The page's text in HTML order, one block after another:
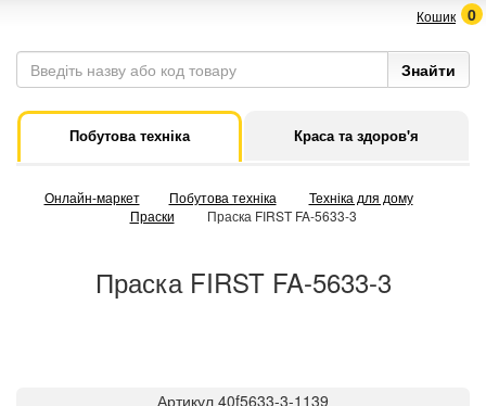
Кошик 0
Побутова техніка Краса та здоров'я
Онлайн-маркет Побутова техніка
Техніка для дому
Праски
Праска FIRST FA-5633-3
Праска FIRST FA-5633-3
Артикул 40f5633-3-1139